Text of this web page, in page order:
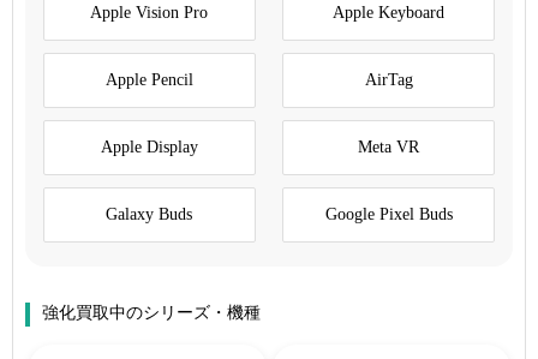
Apple Vision Pro Apple Keyboard
Apple Pencil AirTag
Apple Display Meta VR
Galaxy Buds Google Pixel Buds
強化買取中のシリーズ・機種